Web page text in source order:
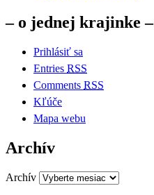
– o jednej krajinke –
Prihlásiť sa
Entries RSS
Comments RSS
Kľúče
Mapa webu
Archív
Archív